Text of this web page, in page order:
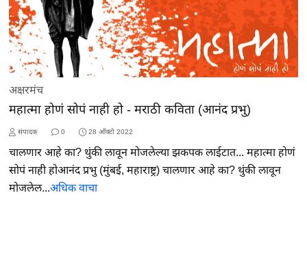
अक्षरमंच
महात्मा होणं सोपं नाही हो - मराठी कविता (आनंद प्रभु)
संपादक 0 28 ऑक्टो 2022
चालणार आहे का? थुंकी लावून मोजलेल्या झकपक लाईटात... महात्मा होणं
सोपं नाही होआनंद प्रभु (मुंबई, महाराष्ट्र) चालणार आहे का? थुंकी लावून
मोजलेल...अधिक वाचा